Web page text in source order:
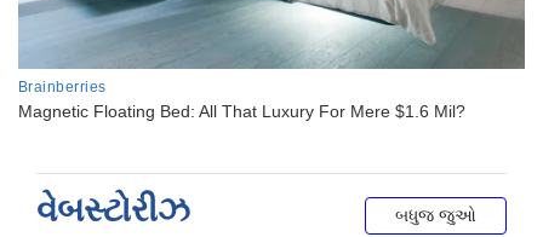
વેબસ્ટોરીઝ બધુજ જુઓ